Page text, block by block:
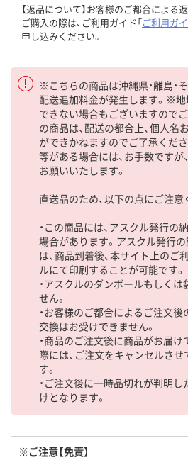
【返品について】お客様のご都合による
ご購入の際は、ご利用ガイド「ご利用ガ
申し込みください。
※こちらの商品は沖縄県・離島・
配送追加料金が発生します。※地
できない場合もございますので
の商品は、配送の都合上、個人
ができかねますのでご了承くだ
等がある場合には、お手数ですが
お願いいたします。
直送品のため、以下の点にご注意
・この商品には、アスクル発行
場合があります。アスクル発行
は、商品到着後、本サイト上のご
ルにて印刷することが可能です。
・アスクルのダンボールもしく
せん。
・お客様のご都合によるご注文後
交換はお受けできません。
・商品のご注文後に商品がお届
際には、ご注文をキャンセルさ
す。
・ご注文後に一時品切れが判明
けとなります。
※ご注意【免責】